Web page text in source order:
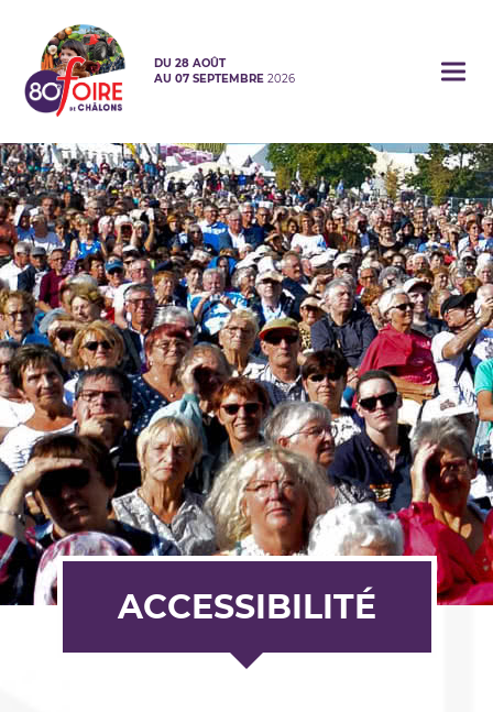
au
contenu
principal
DU 28 AOÛT
AU 07 SEPTEMBRE 2026
ACCESSIBILITÉ